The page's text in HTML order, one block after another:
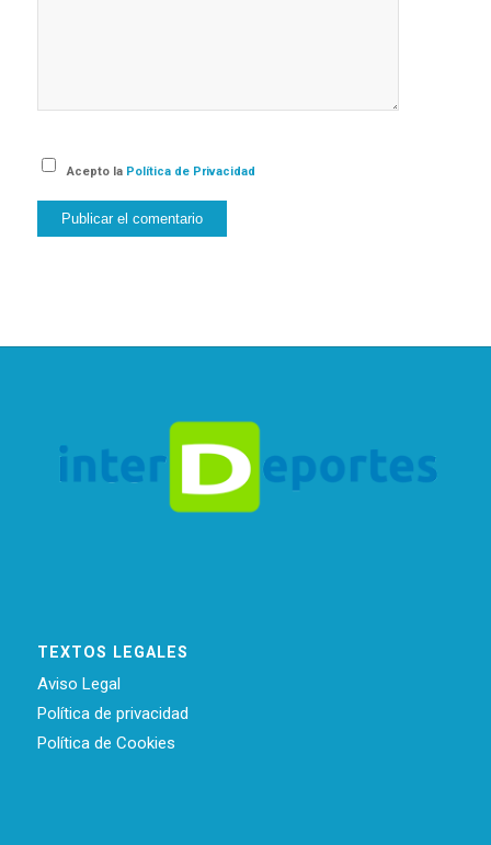
Acepto la Política de Privacidad
TEXTOS LEGALES
Aviso Legal
Política de privacidad
Política de Cookies